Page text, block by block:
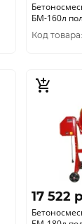
БМ-160л
Код
17 522 p